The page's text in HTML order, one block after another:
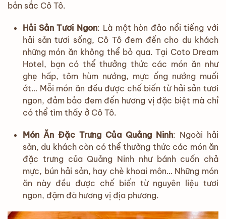
bản sắc Cô Tô.
Hải Sản Tươi Ngon: Là một hòn đảo nổi tiếng với
hải sản tươi sống, Cô Tô đem đến cho du khách
những món ăn không thể bỏ qua. Tại Coto Dream
Hotel, bạn có thể thưởng thức các món ăn như
ghẹ hấp, tôm hùm nướng, mực ống nướng muối
ớt… Mỗi món ăn đều được chế biến từ hải sản tươi
ngon, đảm bảo đem đến hương vị đặc biệt mà chỉ
có thể tìm thấy ở Cô Tô.
Món Ăn Đặc Trưng Của Quảng Ninh: Ngoài hải
sản, du khách còn có thể thưởng thức các món ăn
đặc trưng của Quảng Ninh như bánh cuốn chả
mực, bún hải sản, hay chè khoai môn… Những món
ăn này đều được chế biến từ nguyên liệu tươi
ngon, đậm đà hương vị địa phương.